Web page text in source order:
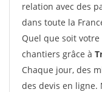
relation avec des
dans toute la
Quel que soit
chantiers grâce à
Chaque jour, des
des devis en ligne.